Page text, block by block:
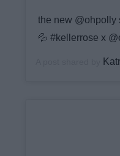
the new @ohpolly
💦 #kellerrose x